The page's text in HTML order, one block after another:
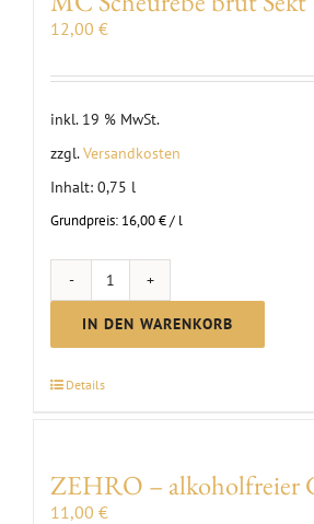
12,00 €
inkl. 19 % MwSt.
zzgl.Versandkosten
Inhalt: 0,75 l
Grundpreis: 16,00€/ l
MC
Scheurebe
brut
IN DEN WARENKORB
Details
ZEHRO – alkoholfreier
11,00 €